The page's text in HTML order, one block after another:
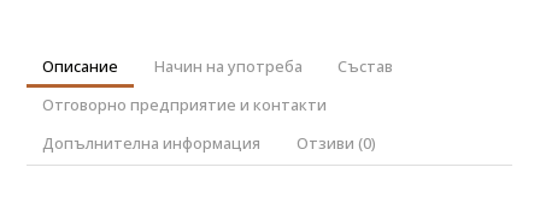
Описание Начин на употреба
Състав
Отговорно предприятие и контакти
Допълнителна информация
Отзиви (0)